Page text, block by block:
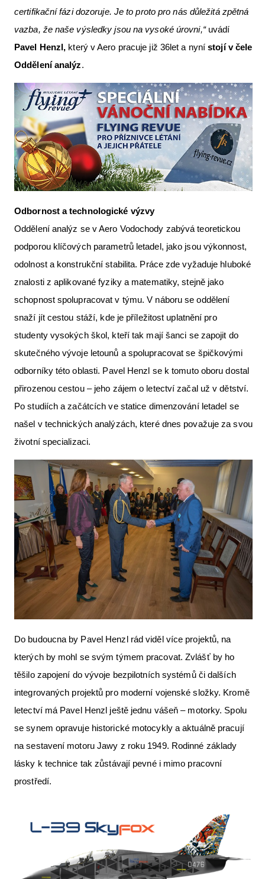
certifikační fázi dozoruje. Je to proto pro nás důležitá zpětná
vazba, že naše výsledky jsou na vysoké úrovni,“uvádí
Pavel Henzl, který v Aero pracuje již 36let a nynístojí v čele
Oddělení analýz.
Odbornost a technologické výzvy
Oddělení analýz se v Aero Vodochody zabývá teoretickou
podporou klíčových parametrů letadel, jako jsou výkonnost,
odolnost a konstrukční stabilita. Práce zde vyžaduje hluboké
znalosti z aplikované fyziky a matematiky, stejně jako
schopnost spolupracovat v týmu. V náboru se oddělení
snaží jít cestou stáží, kde je příležitost uplatnění pro
studenty vysokých škol, kteří tak mají šanci se zapojit do
skutečného vývoje letounů a spolupracovat se špičkovými
odborníky této oblasti. Pavel Henzl se k tomuto oboru dostal
přirozenou cestou – jeho zájem o letectví začal už v dětství.
Po studiích a začátcích ve statice dimenzování letadel se
našel v technických analýzách, které dnes považuje za svou
životní specializaci.
Do budoucna by Pavel Henzl rád viděl více projektů, na
kterých by mohl se svým týmem pracovat. Zvlášť by ho
těšilo zapojení do vývoje bezpilotních systémů či dalších
integrovaných projektů pro moderní vojenské složky. Kromě
letectví má Pavel Henzl ještě jednu vášeň – motorky. Spolu
se synem opravuje historické motocykly a aktuálně pracují
na sestavení motoru Jawy z roku 1949. Rodinné základy
lásky k technice tak zůstávají pevné i mimo pracovní
prostředí.